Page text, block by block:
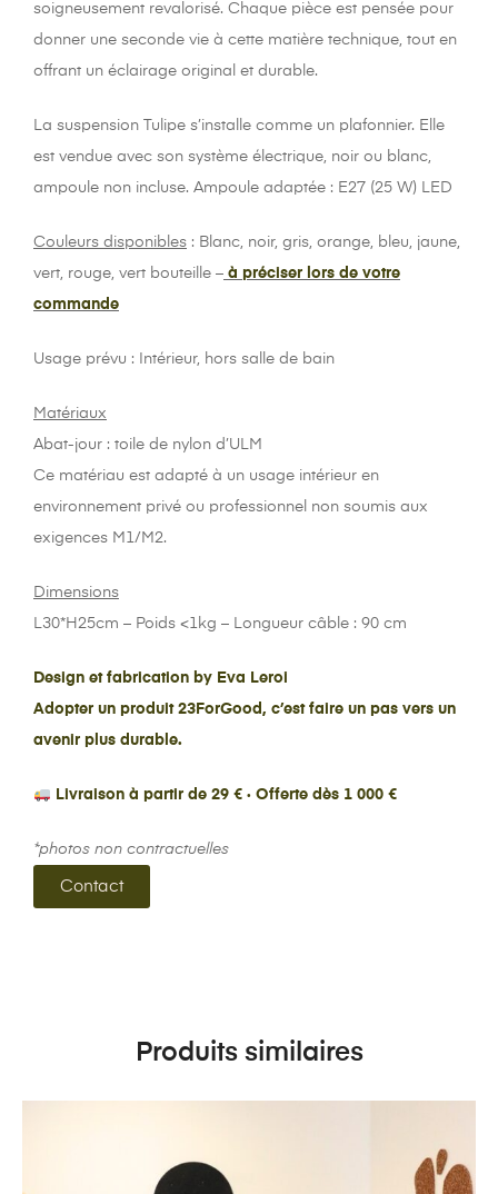
soigneusement revalorisé. Chaque pièce est pensée pour
donner une seconde vie à cette matière technique, tout en
offrant un éclairage original et durable.
La suspension Tulipe s’installe comme un plafonnier. Elle
est vendue avec son système électrique, noir ou blanc,
ampoule non incluse. Ampoule adaptée : E27 (25 W) LED
Couleurs disponibles : Blanc, noir, gris, orange, bleu, jaune,
vert, rouge, vert bouteille – à préciser lors de votre
commande
Usage prévu : Intérieur, hors salle de bain
Matériaux
Abat-jour : toile de nylon d’ULM
Ce matériau est adapté à un usage intérieur en
environnement privé ou professionnel non soumis aux
exigences M1/M2.
Dimensions
L30*H25cm – Poids <1kg – Longueur câble : 90 cm
Design et fabrication by Eva Leroi
Adopter un produit 23ForGood, c’est faire un pas vers un
avenir plus durable.
Livraison à partir de 29 € · Offerte dès 1 000 €
*photos non contractuelles
Contact
Produits similaires